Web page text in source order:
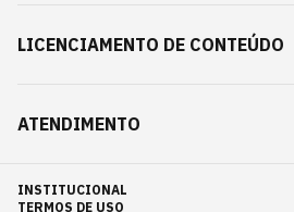
LICENCIAMENTO DE CONTEÚDO
ATENDIMENTO
INSTITUCIONAL
TERMOS DE USO